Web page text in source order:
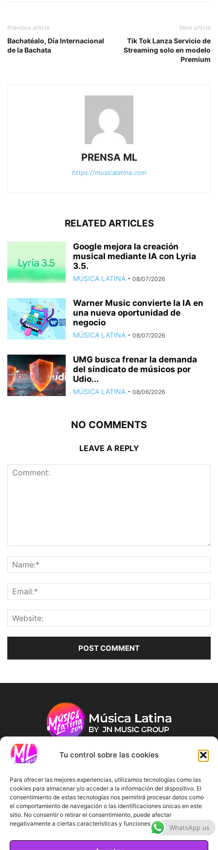
Tu control sobre las cookies
Para ofrecer las mejores experiencias, utilizamos tecnologías como las
cookies para almacenar y/o acceder a la información del dispositivo. El
consentimiento de estas tecnologías nos permitirá procesar datos como
el comportamiento de navegación o las identificaciones únicas en este
sitio. No consentir o retirar el consentimiento, puede afectar
negativamente a ciertas características y funciones.
Previous article
Bachatéalo, Día Internacional
de la Bachata
Next article
Tik Tok Lanza Servicio de
Streaming solo en modelo
Premium
PRENSA ML
https://musicalatina.com
RELATED ARTICLES
Google mejora la creación
musical mediante IA con Lyria
3.5.
MÚSICA LATINA - 08/07/2026
Warner Music convierte la IA en
una nueva oportunidad de
negocio
MÚSICA LATINA - 08/07/2026
UMG busca frenar la demanda
del sindicato de músicos por
Udio...
MÚSICA LATINA - 08/06/2026
NO COMMENTS
LEAVE A REPLY
FOLLOW US
WhatsApp us